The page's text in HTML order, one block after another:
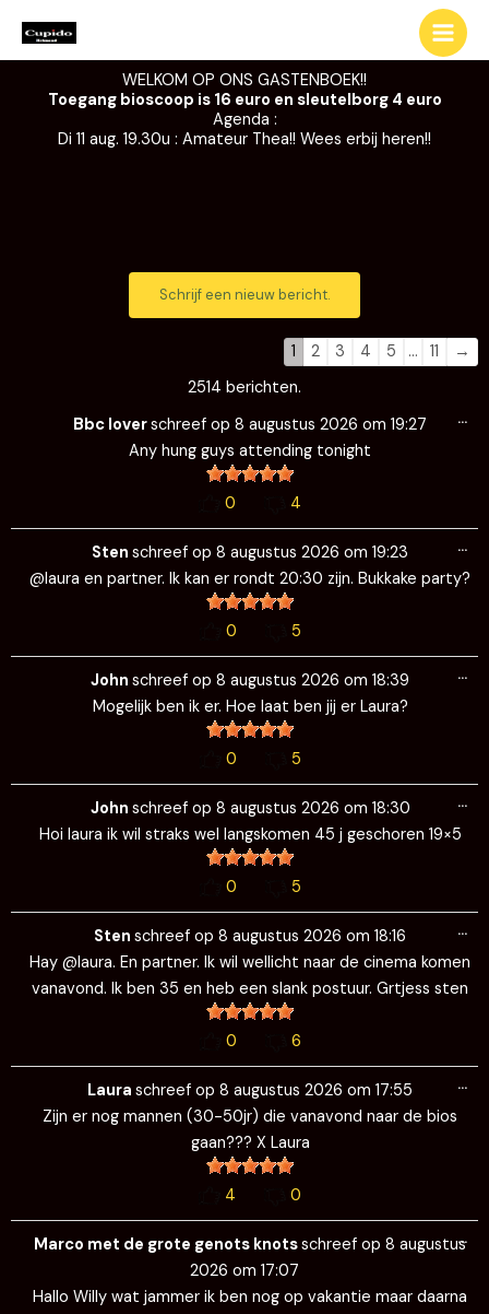
naar
de
WELKOM OP ONS GASTENBOEK!!
Toegang bioscoop is 16 euro en sleutelborg 4 euro
Agenda :
Di 11 aug. 19.30u : Amateur Thea!! Wees erbij heren!!
Navigatie
de
gastenboek-
lijst
1 2 3 4 5 … 11
→
2514 berichten.
Bbc loverschreef op 8 augustus 2026 om 19:27
Any hung guys attending tonight
0 4
…
Sten schreef op 8 augustus 2026 om 19:23
@laura en partner. Ik kan er rondt 20:30 zijn. Bukkake party?
0 5
…
John schreef op 8 augustus 2026 om 18:39
Mogelijk ben ik er. Hoe laat ben jij er Laura?
0 5
…
John schreef op 8 augustus 2026 om 18:30
Hoi laura ik wil straks wel langskomen 45 j geschoren 19×5
0 5
…
Sten schreef op 8 augustus 2026 om 18:16
Hay @laura. En partner. Ik wil wellicht naar de cinema komen
vanavond. Ik ben 35 en heb een slank postuur. Grtjess sten
0 6
…
Laura schreef op 8 augustus 2026 om 17:55
Zijn er nog mannen (30-50jr) die vanavond naar de bios
gaan??? X Laura
4 0
…
Marco met de grote genots knotsschreef op 8 augustus
2026 om 17:07
Hallo Willy wat jammer ik ben nog op vakantie maar daarna
…
Navigatie
de
gastenboek-
lijst